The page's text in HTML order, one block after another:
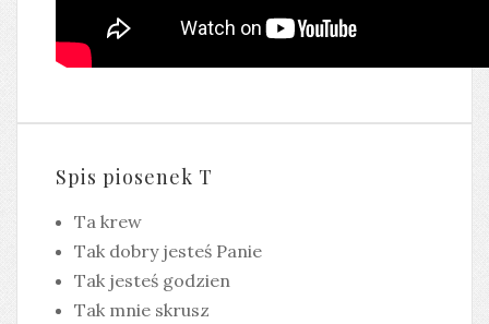
Spis piosenek T
Ta krew
Tak dobry jesteś Panie
Tak jesteś godzien
Tak mnie skrusz